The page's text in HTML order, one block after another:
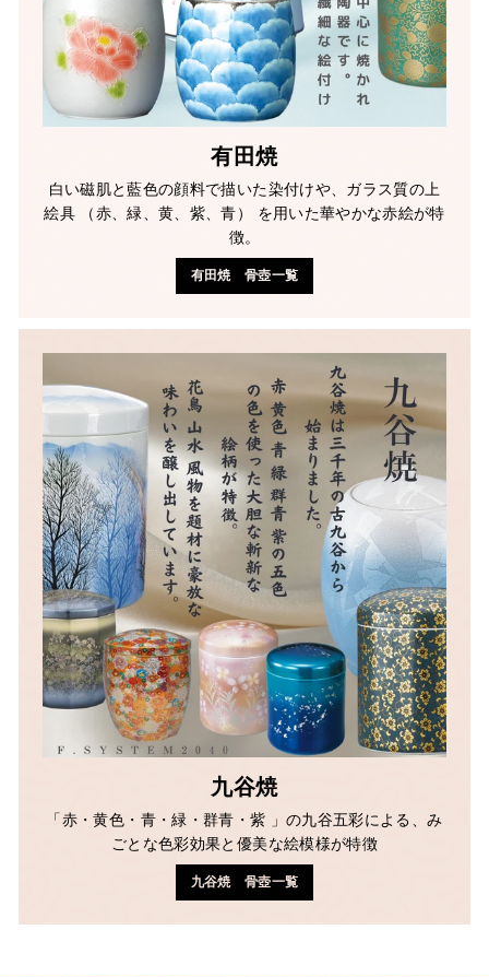
有田焼
白い磁肌と藍色の顔料で描いた染付けや、ガラス質の上
絵具 （赤、緑、黄、紫、青） を用いた華やかな赤絵が特
徴。
有田焼 骨壺一覧
九谷焼
「赤・黄色・青・緑・群青・紫 」の九谷五彩による、み
ごとな色彩効果と優美な絵模様が特徴
九谷焼 骨壺一覧